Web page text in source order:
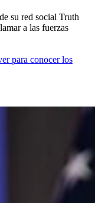
su red social Truth
a las fuerzas
para conocer los